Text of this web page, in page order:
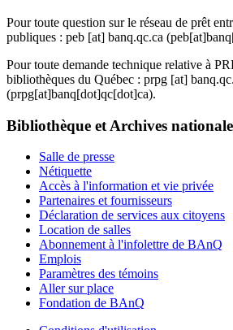
Pour toute question sur le réseau de prêt
publiques : peb [at] banq.qc.ca
Pour toute demande technique relative à
bibliothèques du Québec : prpg [at]
(prpg[at]banq[dot]qc[dot]ca).
Bibliothèque et Archives
Salle de presse
Nétiquette
Accès à l'information et vie privée
Partenaires et fournisseurs
Déclaration de services aux citoyens
Location de salles
Abonnement à l'infolettre de BAnQ
Emplois
Paramètres des témoins
Aller sur place
Fondation de BAnQ